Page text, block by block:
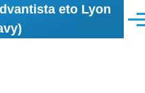
eto Lyon